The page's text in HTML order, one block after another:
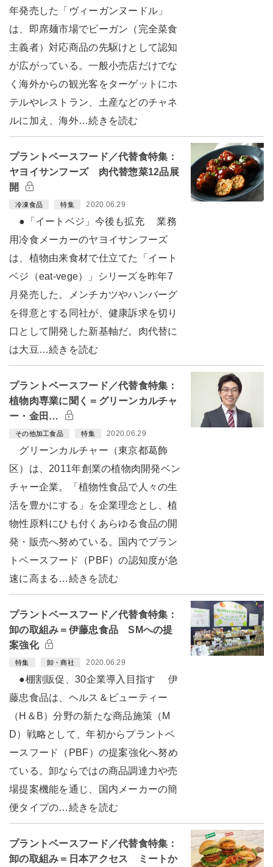
年発売した「ヴィーガンヌードル」
は、即席麺市場でビーガン（完全菜食
主義者）対応商品の先駆けとして認知
が広がっている。一般小売店だけでな
く海外からの観光客をターゲットにホ
テルやレストラン、土産などのチャネ
ルに加え、海外…続きを読む
プラントベースフード／代替食特集：
ヤヨイサンフーズ 肉代替惣菜12品展
開
冷凍食品 特集 2020.06.29
●「イートベジ」今後も拡充 業務
用冷食メーカーのヤヨイサンフーズ
は、植物由来食材で仕立てた「イート
ベジ（eat-vege）」シリーズを昨年7
月発売した。メンチカツやハンバーグ
を得意とする同社が、健康訴求を切り
口として開発した新基軸だ。肉代替に
は大豆…続きを読む
プラントベースフード／代替食特集：
植物肉専業に聞く＝グリーンカルチャ
ー・金田…
その他加工食品 特集 2020.06.29
グリーンカルチャー（東京都葛飾
区）は、2011年創業の植物肉開発ベン
チャー企業。「植物性食品で人々の生
活を豊かにする」を企業理念とし、植
物性原料にひも付くあらゆる食品の開
発・販売へ努めている。国内でプラン
トベースフード（PBF）の認知度が急
速に高まる…続きを読む
プラントベースフード／代替食特集：
卸の取組み＝伊藤忠食品 SMへの提
案強化
特集 卸・商社 2020.06.29
●棚割販促、30企業導入目指す 伊
藤忠食品は、ヘルス＆ビューティー
（H＆B）分野の新たな商品施策（M
D）戦略として、年初からプラントベ
ースフード（PBF）の提案強化へ努め
ている。卸ならではの商品調達力や売
場提案機能を通じ、国内メーカーの簡
便タイプの…続きを読む
プラントベースフード／代替食特集：
卸の取組み＝日本アクセス ミートか